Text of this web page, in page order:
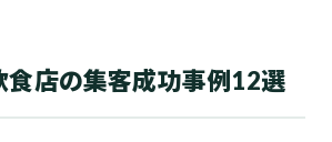
食店の集客成功事例12選